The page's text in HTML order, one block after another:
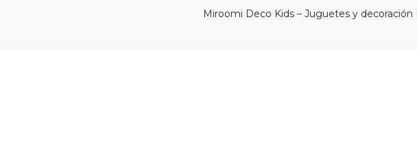
Miroomi Deco Kids – Juguetes y decoración